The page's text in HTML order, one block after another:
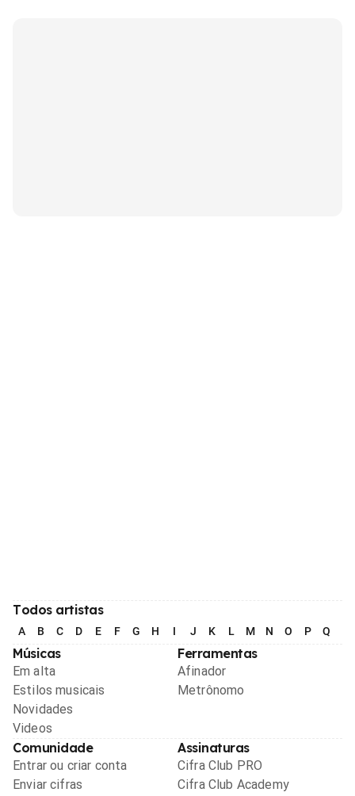
Todos artistas
A B C D E F G H I J K L M N O P Q
Músicas
Em alta
Estilos musicais
Novidades
Videos
Ferramentas
Afinador
Metrônomo
Comunidade
Entrar ou criar conta
Enviar cifras
Assinaturas
Cifra Club PRO
Cifra Club Academy